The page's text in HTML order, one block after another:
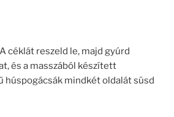
céklát reszeld le, majd gyúrd
és a masszából készített
mindkét oldalát süsd